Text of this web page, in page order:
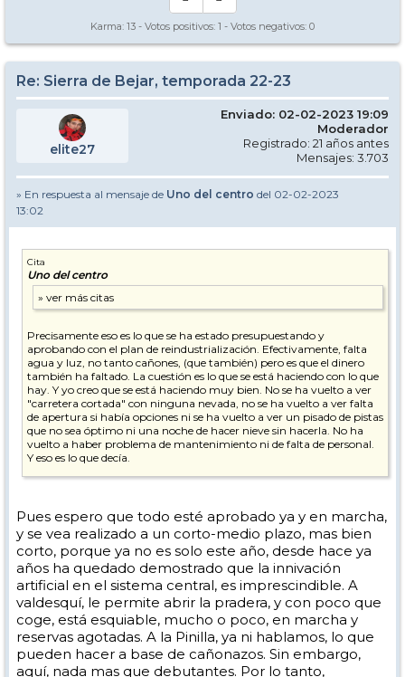
Karma: 13 - Votos positivos: 1 - Votos negativos: 0
Re: Sierra de Bejar, temporada 22-23
elite27
Enviado: 02-02-2023 19:09
Moderador
Registrado: 21 años antes
Mensajes: 3.703
» En respuesta al mensaje de Uno del centro del 02-02-2023
13:02
Cita
Uno del centro
Precisamente eso es lo que se ha estado presupuestando y
aprobando con el plan de reindustrialización. Efectivamente, falta
agua y luz, no tanto cañones, (que también) pero es que el dinero
también ha faltado. La cuestión es lo que se está haciendo con lo que
hay. Y yo creo que se está haciendo muy bien. No se ha vuelto a ver
"carretera cortada" con ninguna nevada, no se ha vuelto a ver falta
de apertura si había opciones ni se ha vuelto a ver un pisado de pistas
que no sea óptimo ni una noche de hacer nieve sin hacerla. No ha
vuelto a haber problema de mantenimiento ni de falta de personal.
Y eso es lo que decía.
hielo en los cables.
Pues espero que todo esté aprobado ya y en marcha,
y se vea realizado a un corto-medio plazo, mas bien
corto, porque ya no es solo este año, desde hace ya
años ha quedado demostrado que la innivación
artificial en el sistema central, es imprescindible. A
valdesquí, le permite abrir la pradera, y con poco que
coge, está esquiable, mucho o poco, en marcha y
reservas agotadas. A la Pinilla, ya ni hablamos, lo que
pueden hacer a base de cañonazos. Sin embargo,
aquí, nada mas que debutantes. Por lo tanto,